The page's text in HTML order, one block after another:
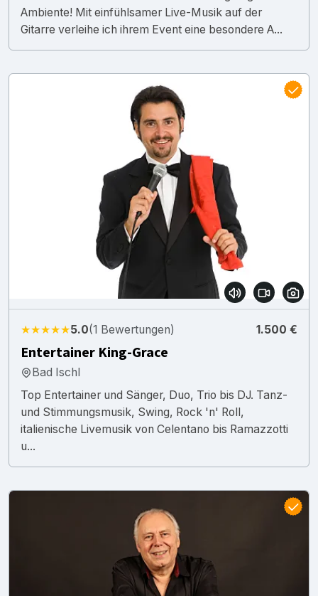
Ambiente! Mit einfühlsamer Live-Musik auf der
Gitarre verleihe ich ihrem Event eine besondere A...
★★★★★5.0(1 Bewertungen) 1.500 €
Entertainer King-Grace
Bad Ischl
Top Entertainer und Sänger, Duo, Trio bis DJ. Tanz-
und Stimmungsmusik, Swing, Rock 'n' Roll,
italienische Livemusik von Celentano bis Ramazzotti
u...